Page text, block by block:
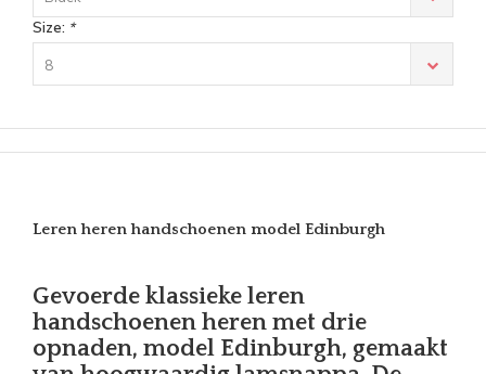
Size: *
8
Leren heren handschoenen model Edinburgh
Gevoerde klassieke leren
handschoenen heren met drie
opnaden, model Edinburgh, gemaakt